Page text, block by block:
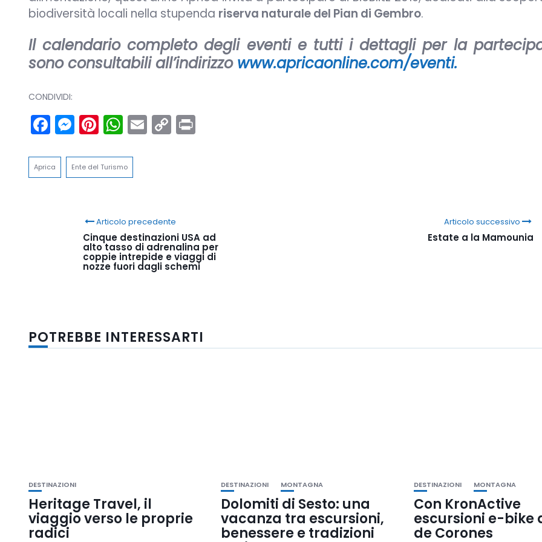
biodiversità locali nella stupenda riserva naturale del Pian di Gembro.
Il calendario completo degli eventi e tutti i dettagli per la
sono consultabili all’indirizzo www.apricaonline.com/eventi.
CONDIVIDI:
Facebook
Messenger
Pinterest
WhatsApp
Email
Copy
Link
Aprica Ente del Turismo
Articolo precedente
Cinque destinazioni USA ad
alto tasso di adrenalina per
coppie intrepide e viaggi di
nozze fuori dagli schemi
Articolo successivo
Estate a la Mamounia
POTREBBE INTERESSARTI
DESTINAZIONI
Heritage Travel, il
viaggio verso le proprie
radici
DESTINAZIONI MONTAGNA
Dolomiti di Sesto: una
vacanza tra escursioni,
benessere e tradizioni
DESTINAZIONI MONTAGNA
Con KronActive
escursioni e-bike
de Corones